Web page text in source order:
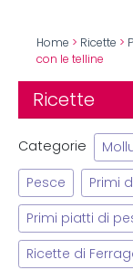
Home > Ricette >
con le telline
Ricette
Categorie
Pesce Primi
Primi piatti di
Ricette di